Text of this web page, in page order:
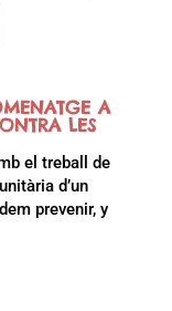
A
LES
el treball de
d’un
prevenir, y